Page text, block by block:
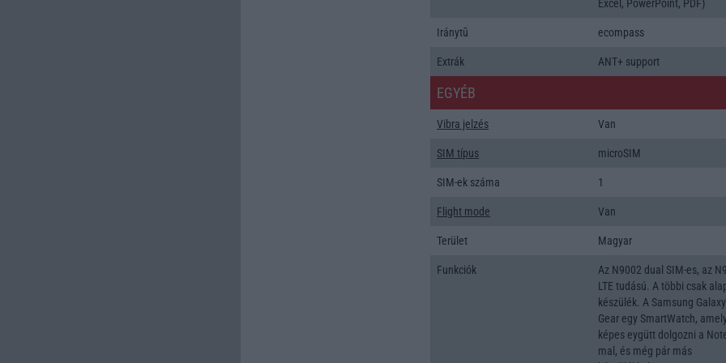
Excel, PowerPoint, PDF)
Iránytũ ecompass
Extrák ANT+ support
EGYÉB
Vibra jelzés Van
SIM típus microSIM
SIM-ek száma 1
Flight mode Van
Terület Magyar
Funkciók
Az N9002 dual SIM-es, az
LTE tudású. A többi csak
készülék. A Samsung Galaxy
Gear egy SmartWatch,
képes eygütt dolgozni a
mal, és még pár más